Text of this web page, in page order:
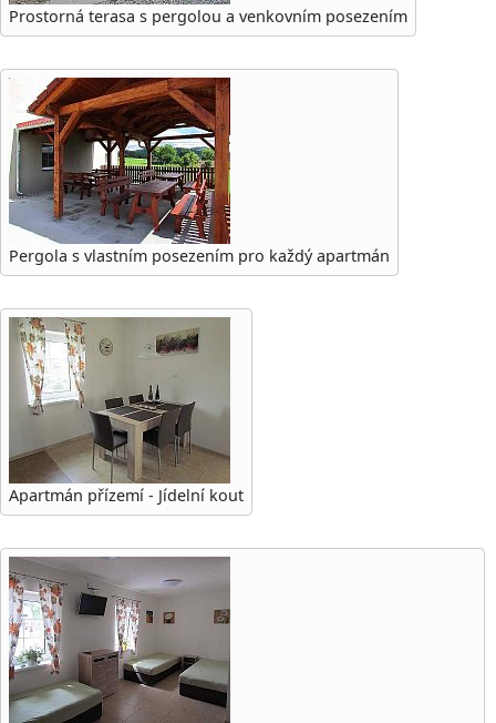
Prostorná terasa s pergolou a venkovním posezením
Pergola s vlastním posezením pro každý apartmán
Apartmán přízemí - Jídelní kout